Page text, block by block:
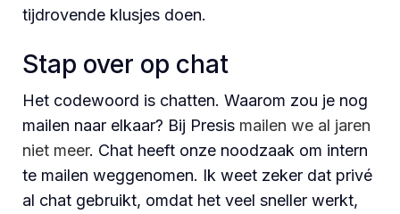
tijdrovende klusjes doen.
Stap over op chat
Het codewoord is chatten. Waarom zou je nog
mailen naar elkaar? Bij Presis mailen we al jaren
niet meer. Chat heeft onze noodzaak om intern
te mailen weggenomen. Ik weet zeker dat privé
al chat gebruikt, omdat het veel sneller werkt,